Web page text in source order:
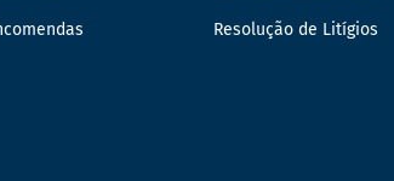
Resolução de Litígios